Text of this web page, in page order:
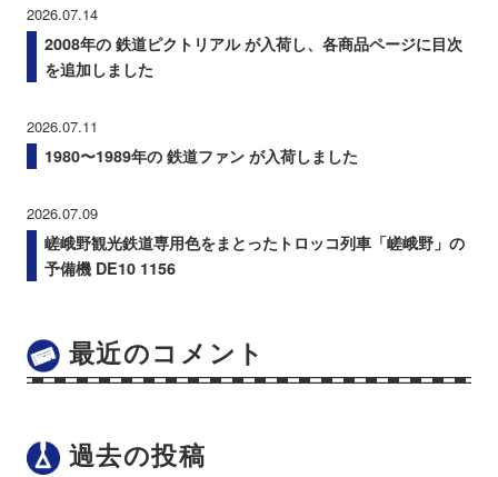
2026.07.14
2008年の 鉄道ピクトリアル が入荷し、各商品ページに目次
を追加しました
2026.07.11
1980〜1989年の 鉄道ファン が入荷しました
2026.07.09
嵯峨野観光鉄道専用色をまとったトロッコ列車「嵯峨野」の
予備機 DE10 1156
最近のコメント
過去の投稿